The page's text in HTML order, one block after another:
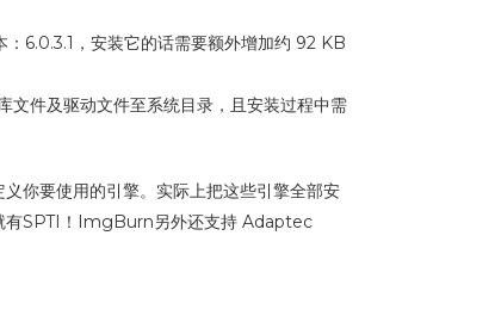
6.0.3.1，安装它的话需要额外增加约 92 KB
件及驱动文件至系统目录，且安装过程中需
你要使用的引擎。实际上把这些引擎全部安
有SPTI！ImgBurn另外还支持 Adaptec